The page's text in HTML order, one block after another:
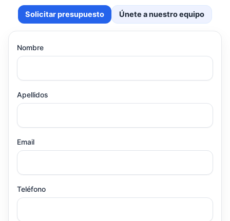
Solicitar presupuesto Únete a nuestro equipo
Nombre
Apellidos
Email
Teléfono